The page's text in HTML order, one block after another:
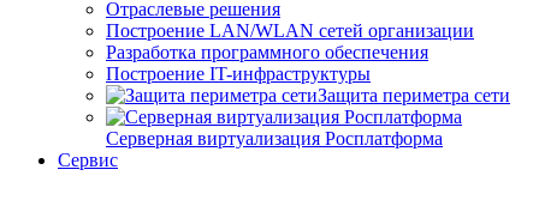
Отраслевые решения
Построение LAN/WLAN сетей организации
Разработка программного обеспечения
Построение IT-инфраструктуры
Защита периметра сети
Серверная виртуализация Росплатформа
Сервис